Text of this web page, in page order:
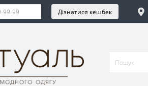
Дізнатися кешбек